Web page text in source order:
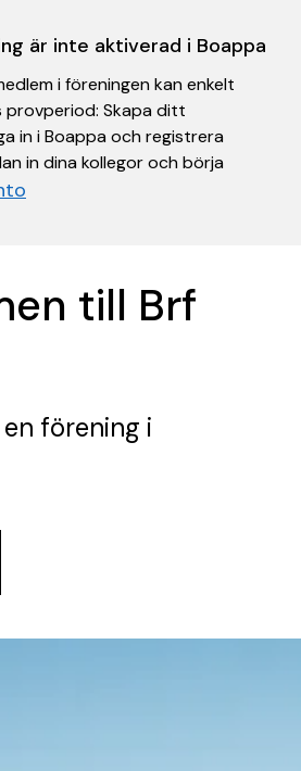
är inte aktiverad i Boappa
i föreningen kan enkelt
Skapa ditt
in i Boappa och registrera
in dina kollegor och börja
till Brf
förening i